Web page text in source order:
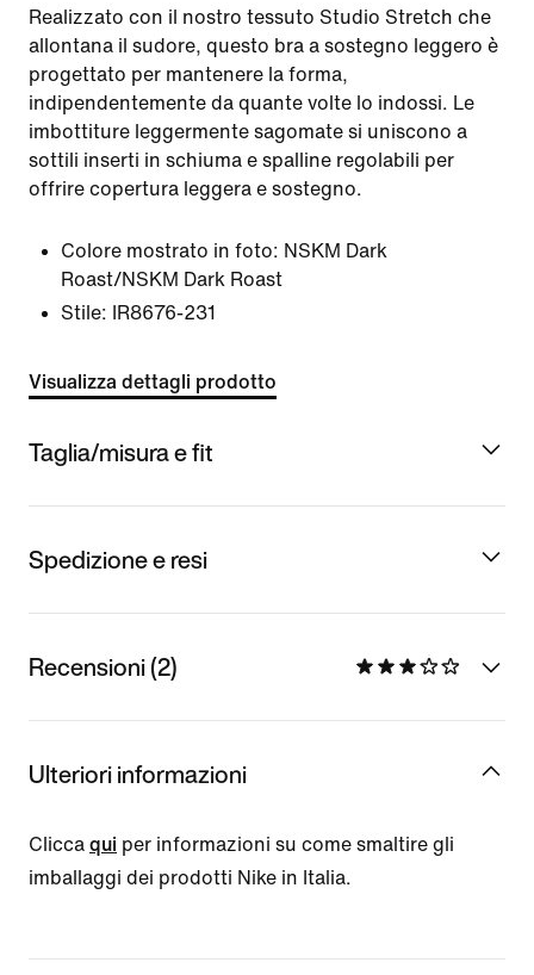
Realizzato con il nostro tessuto Studio Stretch che
allontana il sudore, questo bra a sostegno leggero è
progettato per mantenere la forma,
indipendentemente da quante volte lo indossi. Le
imbottiture leggermente sagomate si uniscono a
sottili inserti in schiuma e spalline regolabili per
offrire copertura leggera e sostegno.
Colore mostrato in foto: NSKM Dark
Roast/NSKM Dark Roast
Stile:
IR8676-231
Visualizza dettagli prodotto
Taglia/misura e fit
Spedizione e resi
Recensioni (2)
Ulteriori informazioni
Clicca qui per informazioni su come smaltire gli
imballaggi dei prodotti Nike in Italia.